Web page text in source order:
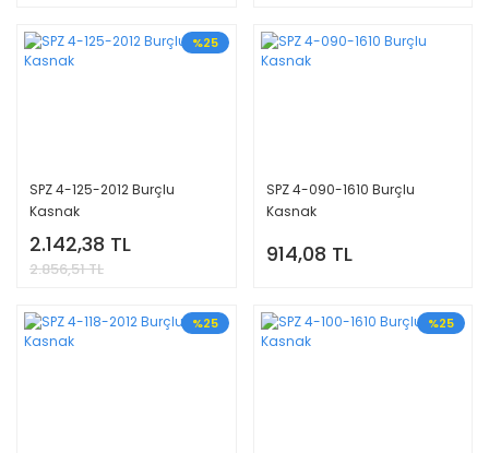
%25
SPZ 4-125-2012 Burçlu
Kasnak
2.142,38 TL
2.856,51 TL
SPZ 4-090-1610 Burçlu
Kasnak
914,08 TL
%25 %25